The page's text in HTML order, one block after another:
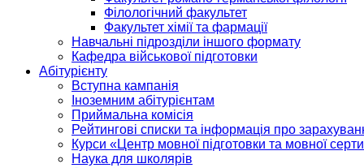
Філологічний факультет
Факультет хімії та фармації
Навчальні підрозділи іншого формату
Кафедра військової підготовки
Абітурієнту
Вступна кампанія
Іноземним абітурієнтам
Приймальна комісія
Рейтингові списки та інформація про
Курси «Центр мовної підготовки та мовної
Наука для школярів